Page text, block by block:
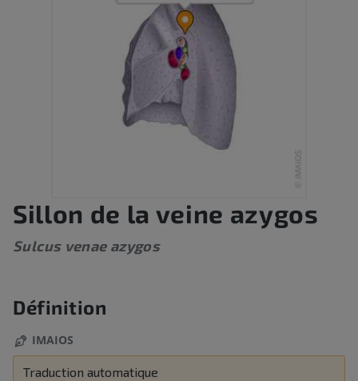
Sillon de la veine azygos
Sulcus venae azygos
Définition
IMAIOS
Traduction automatique